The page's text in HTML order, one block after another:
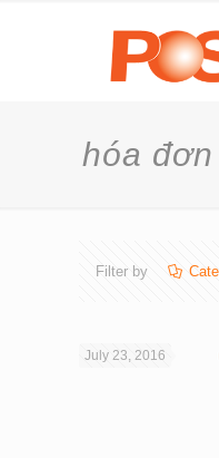
hóa
Filter by
July 23, 2016